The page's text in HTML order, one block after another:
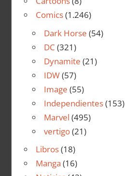
Comics(1.246)
Dark Horse (54)
DC (321)
Dynamite (21)
IDW(57)
Image (55)
Independientes(153)
Marvel (495)
vertigo(21)
Libros(18)
Manga (16)